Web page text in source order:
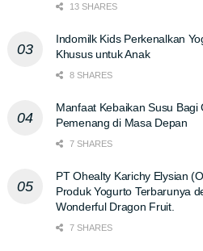
13 SHARES
Indomilk Kids Perkenalkan
Khusus untuk Anak
8 SHARES
Manfaat Kebaikan Susu Bagi
Pemenang di Masa Depan
7 SHARES
PT Ohealty Karichy Elysian
Produk Yogurto Terbarunya
Wonderful Dragon Fruit.
7 SHARES